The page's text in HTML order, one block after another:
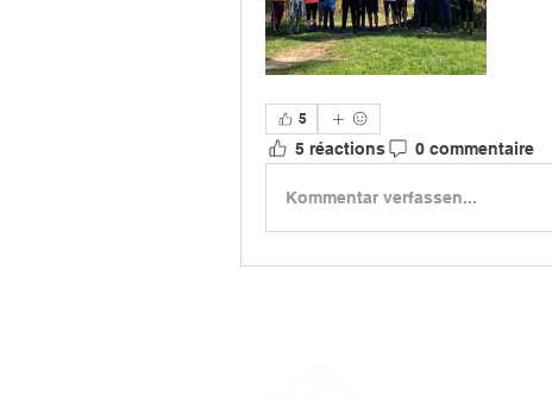
5
5 réactions 0 commentaire
Kommentar verfassen...